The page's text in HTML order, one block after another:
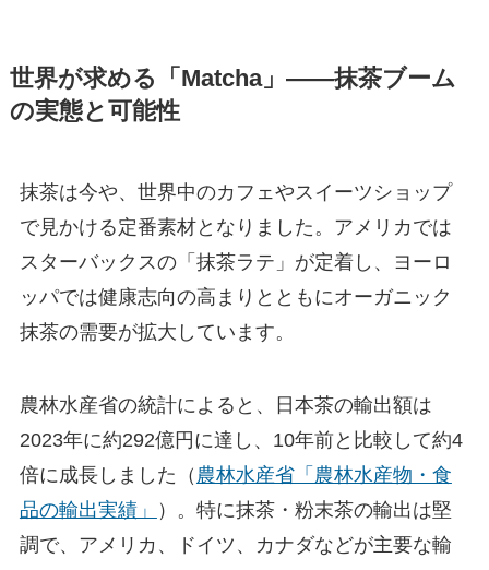
世界が求める「Matcha」——抹茶ブーム
の実態と可能性
抹茶は今や、世界中のカフェやスイーツショップ
で見かける定番素材となりました。アメリカでは
スターバックスの「抹茶ラテ」が定着し、ヨーロ
ッパでは健康志向の高まりとともにオーガニック
抹茶の需要が拡大しています。
農林水産省の統計によると、日本茶の輸出額は
2023年に約292億円に達し、10年前と比較して約4
倍に成長しました（ 農林水産省「農林水産物・食
品の輸出実績」
）。特に抹茶・粉末茶の輸出は堅
調で、アメリカ、ドイツ、カナダなどが主要な輸